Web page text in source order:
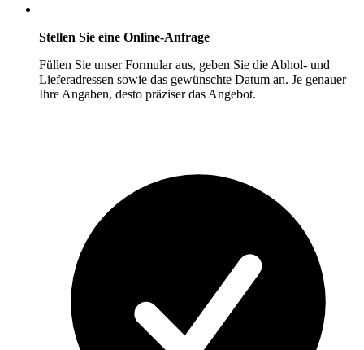
Stellen Sie eine Online-Anfrage
Füllen Sie unser Formular aus, geben Sie die Abhol- und
Lieferadressen sowie das gewünschte Datum an. Je genauer
Ihre Angaben, desto präziser das Angebot.